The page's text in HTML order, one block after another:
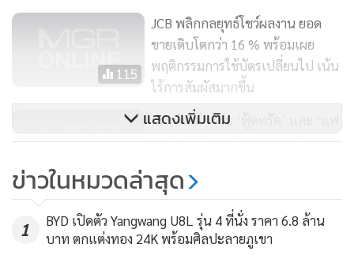
ในการสร้างโอกาสช่วงเวลาวิกฤติ ผลักดันให้หลากหลายธุรกิจ
สามารถดำเนินต่อไปได้ ภายใต้ชีวิตวิถีใหม่ (New Normal) ที่มี
ปัจจัยด้านความปลอดภัยเป็นตัวแปรสำคัญ
115
JCB พลิกกลยุทธ์โชว์ผลงาน ยอด
ขายเติบโตกว่า 16 % พร้อมเผย
พฤติกรรมการใช้บัตรเปลี่ยนไป เน้น
ไร้การสัมผัสมากขึ้น
กรมพัฒน์ฯ ร่วม ‘ฟู้ดทรัค’ และ ‘แฟ
รนไชส์’ จัดงาน ‘มหกรรมหลัก
แหล่งทุน’ สวนเทพปทุม จ.ปทุมธานี
อีวี ไพรมัส เปิดตัว DFSK SERES
รถไฟฟ้า 100 % 2 รุ่น ขายแน่ปีนี้
แสดงเพิ่มเติม
ข่าวในหมวดล่าสุด
1
BYD เปิดตัว Yangwang U8L รุ่น 4 ที่นั่ง ราคา 6.8 ล้าน
บาท ตกแต่งทอง 24K พร้อมศิลปะลายภูเขา